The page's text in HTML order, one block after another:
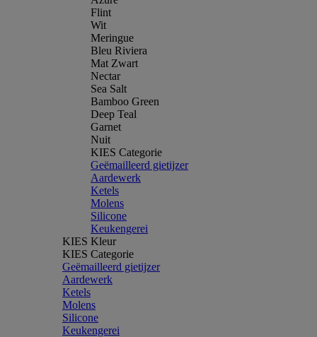
Flint
Wit
Meringue
Bleu Riviera
Mat Zwart
Nectar
Sea Salt
Bamboo Green
Deep Teal
Garnet
Nuit
KIES Categorie
Geëmailleerd gietijzer
Aardewerk
Ketels
Molens
Silicone
Keukengerei
KIES Kleur
KIES Categorie
Geëmailleerd gietijzer
Aardewerk
Ketels
Molens
Silicone
Keukengerei